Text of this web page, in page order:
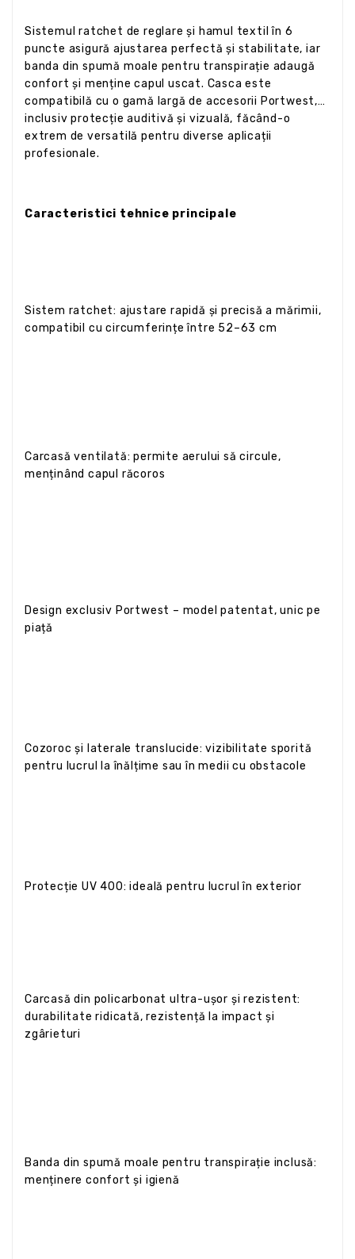
Sistemul ratchet de reglare și hamul textil în 6
puncte asigură ajustarea perfectă și stabilitate, iar
banda din spumă moale pentru transpirație adaugă
confort și menține capul uscat. Casca este
compatibilă cu o gamă largă de accesorii Portwest,
inclusiv protecție auditivă și vizuală, făcând-o
extrem de versatilă pentru diverse aplicații
profesionale.
Caracteristici tehnice principale
Sistem ratchet: ajustare rapidă și precisă a mărimii,
compatibil cu circumferințe între 52–63 cm
Carcasă ventilată: permite aerului să circule,
menținând capul răcoros
Design exclusiv Portwest – model patentat, unic pe
piață
Cozoroc și laterale translucide: vizibilitate sporită
pentru lucrul la înălțime sau în medii cu obstacole
Protecție UV 400: ideală pentru lucrul în exterior
Carcasă din policarbonat ultra-ușor și rezistent:
durabilitate ridicată, rezistență la impact și
zgârieturi
Banda din spumă moale pentru transpirație inclusă:
menținere confort și igienă